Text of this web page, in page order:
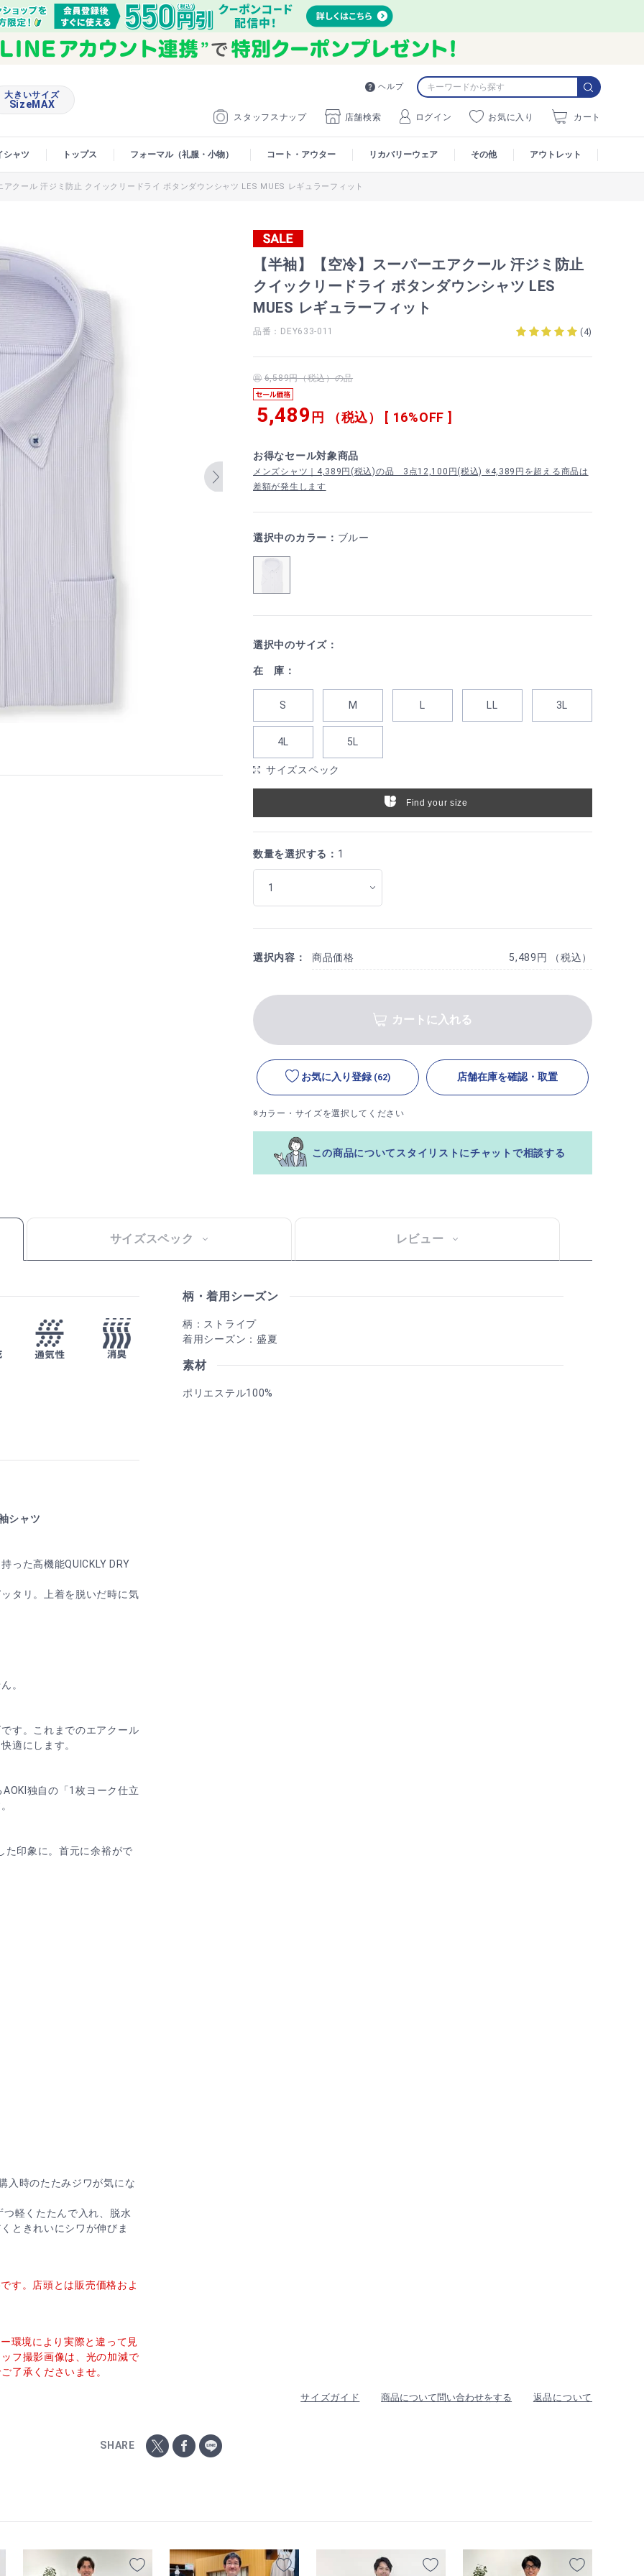
ヘルプ
スタッフスナップ 店舗検索 ログイン お気に入り カート
大きいサイズ
SizeMAX
シャツ トップス フォーマル（礼服・小物） コート・アウター リカバリーウェア その他 アウトレット
アクール 汗ジミ防止 クイックリードライ ボタンダウンシャツ LES MUES レギュラーフィット
【半袖】【空冷】スーパーエアクール 汗ジミ防止
クイックリードライ ボタンダウンシャツ LES
MUES レギュラーフィット
品番：DEY633-011 (4)
6,589円（税込）の品
5,489 円 （税込） [ 16%OFF ]
お得なセール対象商品
メンズシャツ｜4,389円(税込)の品 3点12,100円(税込) ※4,389円を超える商品は
差額が発生します
選択中のカラー： ブルー
選択中のサイズ：
在 庫：
S M L LL 3L
4L 5L
サイズスペック
Find your size
数量を選択する： 1
選択内容： 商品価格 5,489円 （税込）
カートに入れる
お気に入り登録 (62) 店舗在庫を確認・取置
※カラー・サイズを選択してください
この商品についてスタイリストにチャットで相談する
サイズスペック レビュー
シャツ
った高機能QUICKLY DRY
タリ。上着を脱いだ時に気
。
す。これまでのエアクール
適にします。
独自の「1枚ヨーク仕立
た印象に。首元に余裕がで
入時のたたみジワが気にな
軽くたたんで入れ、脱水
ときれいにシワが伸びま
す。店頭とは販売価格およ
環境により実際と違って見
フ撮影画像は、光の加減で
了承くださいませ。
柄・着用シーズン
柄：ストライプ
着用シーズン：盛夏
素材
ポリエステル100%
サイズガイド 商品について問い合わせをする 返品について
SHARE